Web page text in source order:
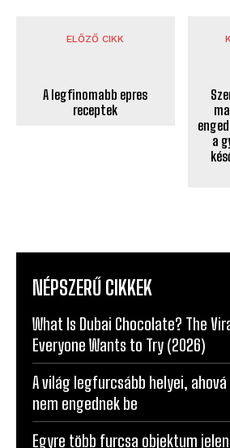
ELŐZŐ CIKK
A legfinomabb epres
NÉPSZERŰ CIKKEK
What Is Dubai Chocolate? The
Everyone Wants to Try (2026)